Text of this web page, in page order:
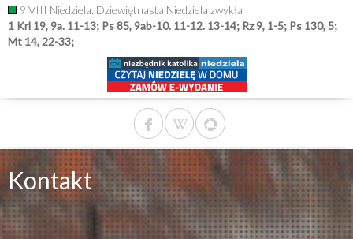
9 VIII Niedziela. Dziewiętnasta Niedziela zwykła
1 Krl 19, 9a. 11-13; Ps 85, 9ab-10. 11-12. 13-14; Rz 9, 1-5; Ps 130, 5;
Mt 14, 22-33;
Kontakt